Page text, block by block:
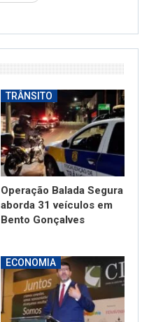
TRÂNSITO
Operação Balada Segura
aborda 31 veículos em
Bento Gonçalves
ECONOMIA